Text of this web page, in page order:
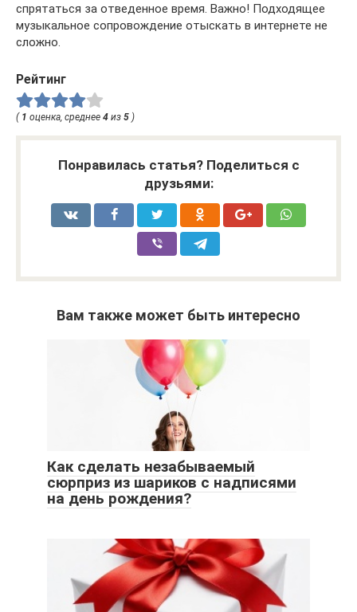
спрятаться за отведенное время. Важно! Подходящее
музыкальное сопровождение отыскать в интернете не
сложно.
Рейтинг
( 1 оценка, среднее 4 из 5 )
Понравилась статья? Поделиться с
друзьями:
Вам также может быть интересно
Как сделать незабываемый
сюрприз из шариков с надписями
на день рождения?